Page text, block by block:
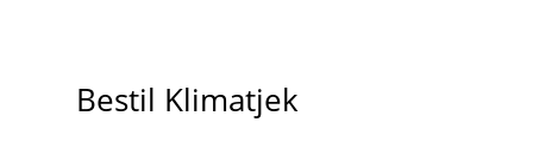
Bestil Klimatjek